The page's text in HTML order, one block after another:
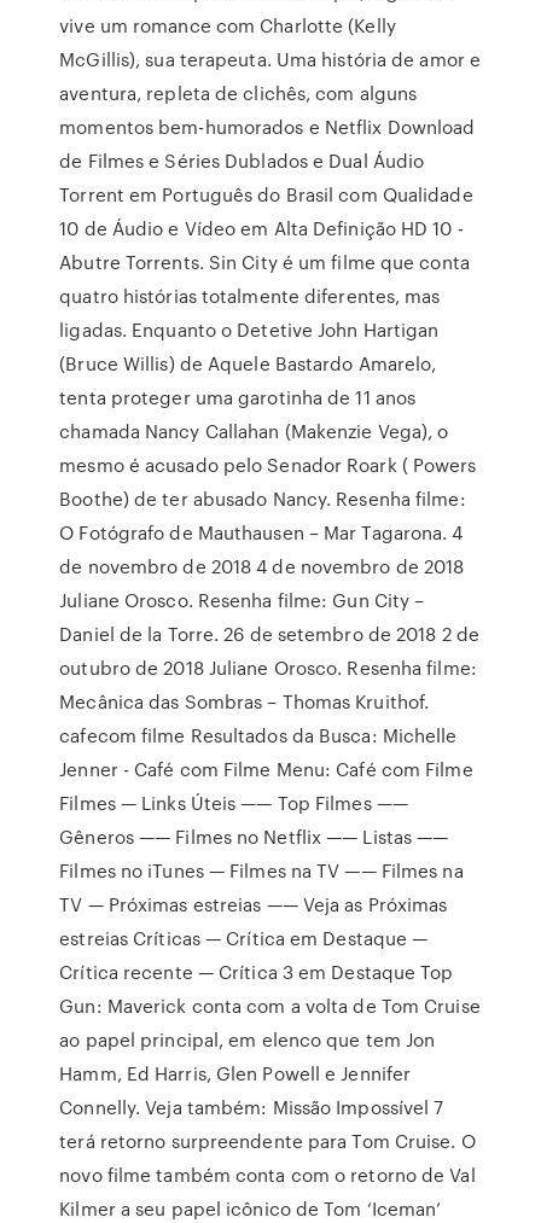
vive um romance com Charlotte (Kelly
McGillis), sua terapeuta. Uma história de amor e
aventura, repleta de clichês, com alguns
momentos bem-humorados e Netflix Download
de Filmes e Séries Dublados e Dual Áudio
Torrent em Português do Brasil com Qualidade
10 de Áudio e Vídeo em Alta Definição HD 10 -
Abutre Torrents. Sin City é um filme que conta
quatro histórias totalmente diferentes, mas
ligadas. Enquanto o Detetive John Hartigan
(Bruce Willis) de Aquele Bastardo Amarelo,
tenta proteger uma garotinha de 11 anos
chamada Nancy Callahan (Makenzie Vega), o
mesmo é acusado pelo Senador Roark ( Powers
Boothe) de ter abusado Nancy. Resenha filme:
O Fotógrafo de Mauthausen – Mar Tagarona. 4
de novembro de 2018 4 de novembro de 2018
Juliane Orosco. Resenha filme: Gun City –
Daniel de la Torre. 26 de setembro de 2018 2 de
outubro de 2018 Juliane Orosco. Resenha filme:
Mecânica das Sombras – Thomas Kruithof.
cafecom filme Resultados da Busca: Michelle
Jenner - Café com Filme Menu: Café com Filme
Filmes — Links Úteis —— Top Filmes ——
Gêneros —— Filmes no Netflix —— Listas ——
Filmes no iTunes — Filmes na TV —— Filmes na
TV — Próximas estreias —— Veja as Próximas
estreias Críticas — Crítica em Destaque —
Crítica recente — Crítica 3 em Destaque Top
Gun: Maverick conta com a volta de Tom Cruise
ao papel principal, em elenco que tem Jon
Hamm, Ed Harris, Glen Powell e Jennifer
Connelly. Veja também: Missão Impossível 7
terá retorno surpreendente para Tom Cruise. O
novo filme também conta com o retorno de Val
Kilmer a seu papel icônico de Tom ‘Iceman’